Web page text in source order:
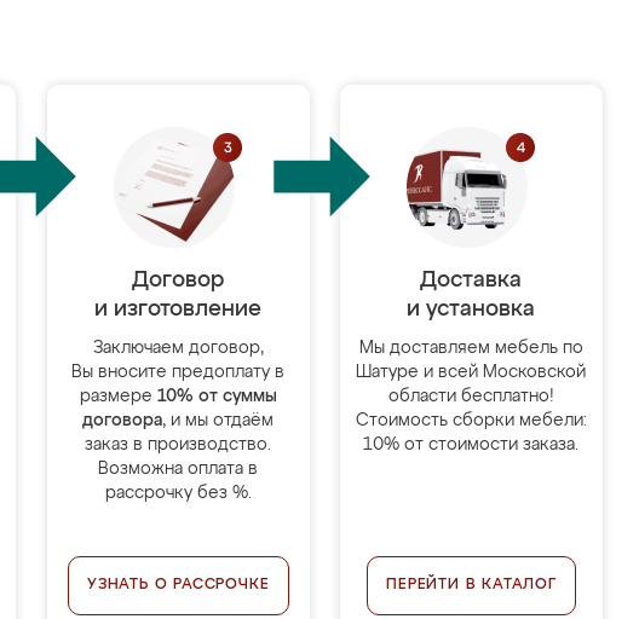
Договор
и изготовление
Заключаем договор,
Вы вносите предоплату в
размере 10% от суммы
договора, и мы отдаём
заказ в производство.
Возможна оплата в
рассрочку без %.
УЗНАТЬ О РАССРОЧКЕ
Доставка
и установка
Мы доставляем мебель по
Шатуре и всей Московской
области бесплатно!
Стоимость сборки мебели:
10% от стоимости заказа.
ПЕРЕЙТИ В КАТАЛОГ